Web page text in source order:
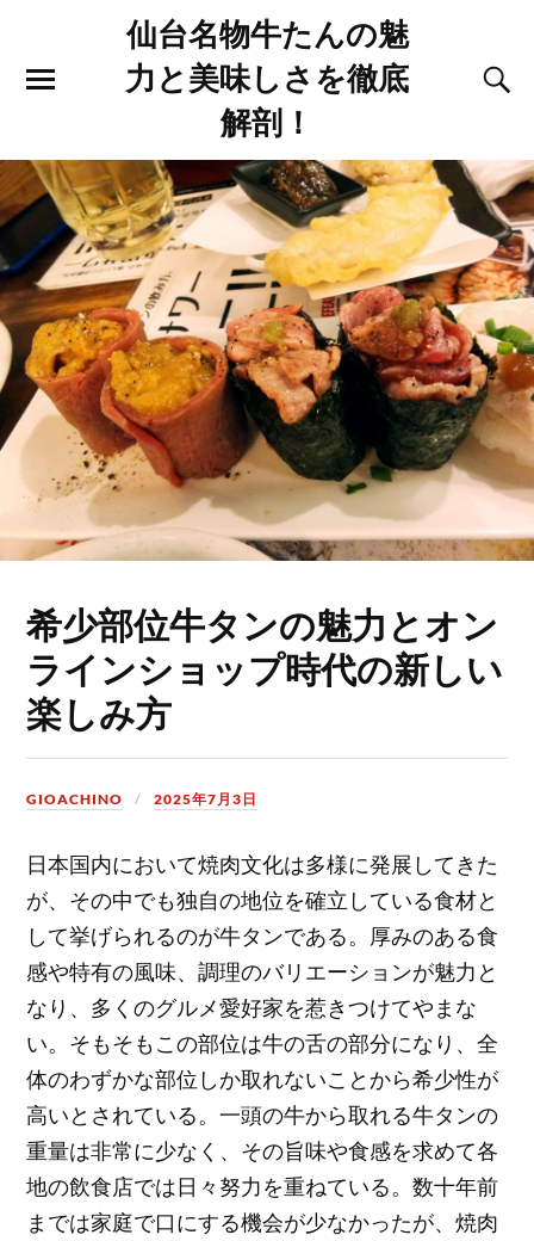
仙台名物牛たんの魅
力と美味しさを徹底
解剖！
希少部位牛タンの魅力とオン
ラインショップ時代の新しい
楽しみ方
GIOACHINO 2025年7月3日
日本国内において焼肉文化は多様に発展してきた
が、その中でも独自の地位を確立している食材と
して挙げられるのが牛タンである。 厚みのある食
感や特有の風味、調理のバリエーションが魅力と
なり、多くのグルメ愛好家を惹きつけてやまな
い。そもそもこの部位は牛の舌の部分になり、全
体のわずかな部位しか取れないことから希少性が
高いとされている。一頭の牛から取れる牛タンの
重量は非常に少なく、その旨味や食感を求めて各
地の飲食店では日々努力を重ねている。数十年前
までは家庭で口にする機会が少なかったが、焼肉